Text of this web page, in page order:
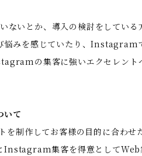
いとか、導入の検討をしている
悩みを感じていたり、Instagram
の集客に強いエクセレント
いて
を制作してお客様の目的に合わせ
Instagram集客を得意としてWeb